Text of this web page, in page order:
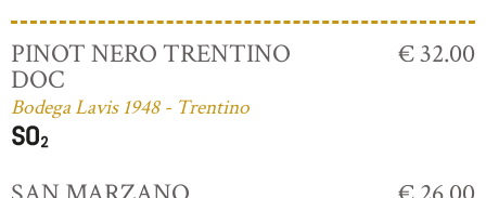
PINOT NERO TRENTINO
DOC
Bodega Lavis 1948 - Trentino
€ 32.00